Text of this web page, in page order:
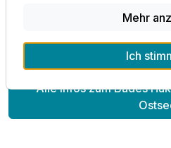
Alle Infos zum Bades
Mehr
Ich